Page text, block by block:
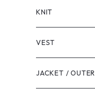
LONG SLEEVE
KNIT
VEST
JACKET / OUTER